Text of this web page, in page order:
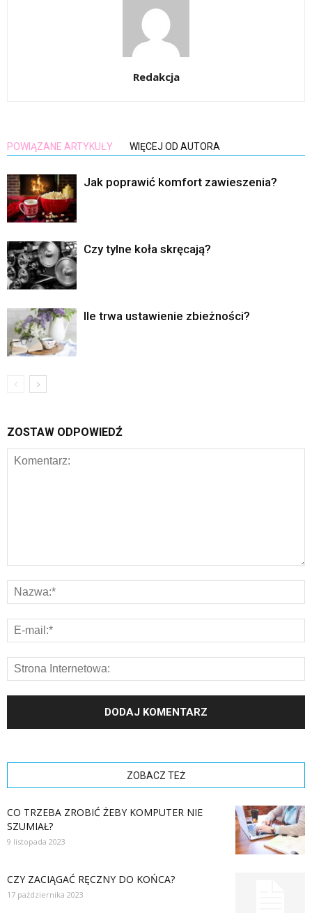
Redakcja
POWIĄZANE ARTYKUŁY WIĘCEJ OD AUTORA
Jak poprawić komfort zawieszenia?
Czy tylne koła skręcają?
Ile trwa ustawienie zbieżności?
ZOSTAW ODPOWIEDŹ
ZOBACZ TEŻ
CO TRZEBA ZROBIĆ ŻEBY KOMPUTER NIE
SZUMIAŁ?
9 listopada 2023
CZY ZACIĄGAĆ RĘCZNY DO KOŃCA?
17 października 2023